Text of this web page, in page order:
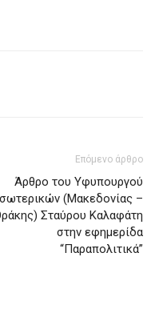
Επόμενο άρθρο
Άρθρο του Υφυπουργού
(Μακεδονίας –
Σταύρου Καλαφάτη
στην εφημερίδα
“Παραπολιτικά”